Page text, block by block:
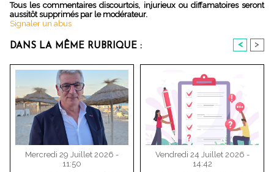
Tous les commentaires discourtois, injurieux ou diffamatoires seront
aussitôt supprimés par le modérateur.
Signaler un abus
DANS LA MÊME RUBRIQUE : < >
Mercredi 29 Juillet 2026 -
11:50
Vendredi 24 Juillet 2026 -
14:42